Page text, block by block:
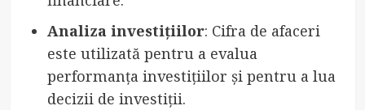
Analiza investițiilor: Cifra de afaceri
este utilizată pentru a evalua
performanța investițiilor și pentru a lua
decizii de investiții.